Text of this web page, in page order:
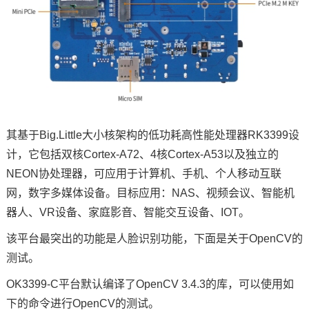
其基于Big.Little大小核架构的低功耗高性能处理器RK3399设
计，它包括双核Cortex-A72、4核Cortex-A53以及独立的
NEON协处理器，可应用于计算机、手机、个人移动互联
网，数字多媒体设备。目标应用：NAS、视频会议、智能机
器人、VR设备、家庭影音、智能交互设备、IOT。
该平台最突出的功能是人脸识别 功能，下面是关于OpenCV的
测试。
OK3399-C平台默认编译了OpenCV 3.4.3的库，可以使用如
下的命令进行OpenCV的测试。